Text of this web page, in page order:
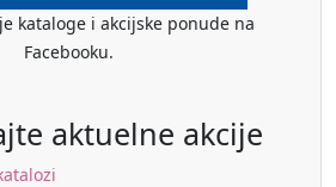
kataloge i akcijske ponude na
Facebooku.
aktuelne akcije